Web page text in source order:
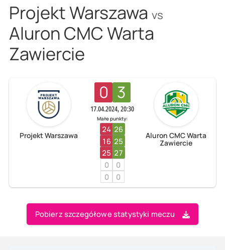
Projekt Warszawa vs
Aluron CMC Warta
Zawiercie
Projekt Warszawa
0 3
17.04.2024, 20:30
Małe punkty:
24 26
16 25
25 27
0
0
0
0
Aluron CMC Warta
Zawiercie
Pobierz szczegółowe statystyki meczu